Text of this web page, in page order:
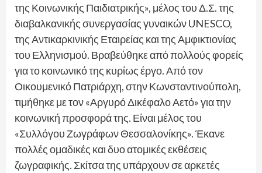
της Κοινωνικής Παιδιατρικής», μέλος του Δ.Σ. της
διαβαλκανικής συνεργασίας γυναικών UNESCO,
της Αντικαρκινικής Εταιρείας και της Αμφικτιονίας
του Ελληνισμού. Βραβεύθηκε από πολλούς φορείς
για το κοινωνικό της κυρίως έργο. Από τον
Οικουμενικό Πατριάρχη, στην Κωνσταντινούπολη,
τιμήθηκε με τον «Αργυρό Δικέφαλο Αετό» για την
κοινωνική προσφορά της. Είναι μέλος του
«Συλλόγου Ζωγράφων Θεσσαλονίκης». Έκανε
πολλές ομαδικές και δυο ατομικές εκθέσεις
ζωγραφικής. Σκίτσα της υπάρχουν σε αρκετές